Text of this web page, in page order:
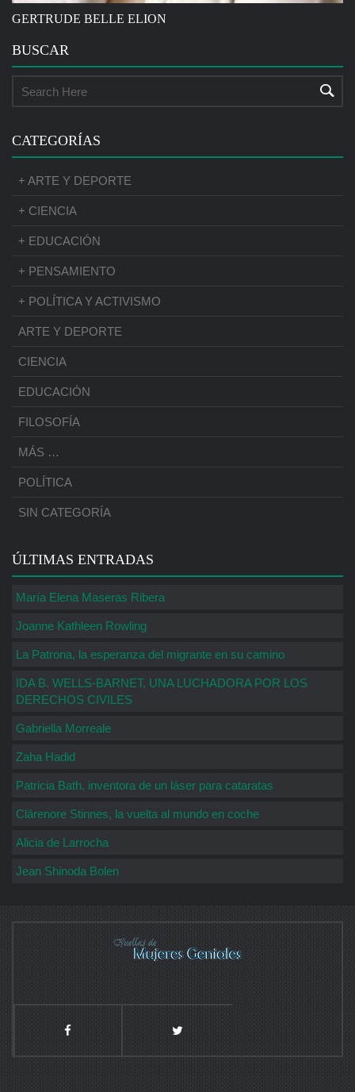
GERTRUDE BELLE ELION
BUSCAR
CATEGORÍAS
+ ARTE Y DEPORTE
+ CIENCIA
+ EDUCACIÓN
+ PENSAMIENTO
+ POLÍTICA Y ACTIVISMO
ARTE Y DEPORTE
CIENCIA
EDUCACIÓN
FILOSOFÍA
MÁS …
POLÍTICA
SIN CATEGORÍA
ÚLTIMAS ENTRADAS
María Elena Maseras Ribera
Joanne Kathleen Rowling
La Patrona, la esperanza del migrante en su camino
IDA B. WELLS-BARNET, UNA LUCHADORA POR LOS
DERECHOS CIVILES
Gabriella Morreale
Zaha Hadid
Patricia Bath, inventora de un láser para cataratas
Clärenore Stinnes, la vuelta al mundo en coche
Alicia de Larrocha
Jean Shinoda Bolen